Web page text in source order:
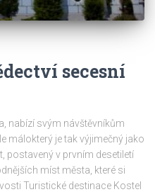
secesní
nabízí svým návštěvníkům
málokterý je tak výjimečný jako
postavený v prvním desetiletí
míst města, které si
Turistické destinace Kostel